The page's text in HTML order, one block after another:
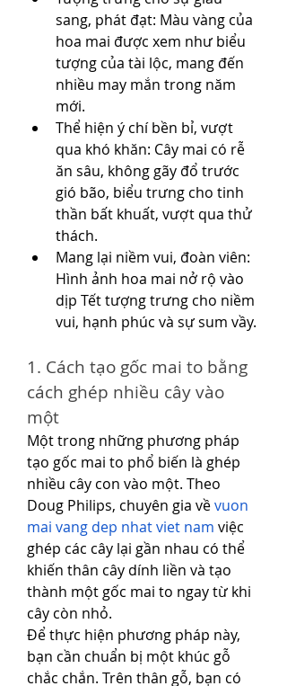
sang, phát đạt: Màu vàng của
hoa mai được xem như biểu
tượng của tài lộc, mang đến
nhiều may mắn trong năm
mới.
Thể hiện ý chí bền bỉ, vượt
qua khó khăn: Cây mai có rễ
ăn sâu, không gãy đổ trước
gió bão, biểu trưng cho tinh
thần bất khuất, vượt qua thử
thách.
Mang lại niềm vui, đoàn viên:
Hình ảnh hoa mai nở rộ vào
dịp Tết tượng trưng cho niềm
vui, hạnh phúc và sự sum vầy.
1. Cách tạo gốc mai to bằng
cách ghép nhiều cây vào
một
Một trong những phương pháp
tạo gốc mai to phổ biến là ghép
nhiều cây con vào một. Theo
Doug Philips, chuyên gia về vuon
mai vang dep nhat viet nam việc
ghép các cây lại gần nhau có thể
khiến thân cây dính liền và tạo
thành một gốc mai to ngay từ khi
cây còn nhỏ.
Để thực hiện phương pháp này,
bạn cần chuẩn bị một khúc gỗ
chắc chắn. Trên thân gỗ, bạn có